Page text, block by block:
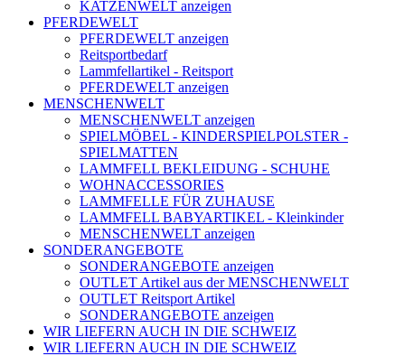
KATZENWELT anzeigen
PFERDEWELT
PFERDEWELT anzeigen
Reitsportbedarf
Lammfellartikel - Reitsport
PFERDEWELT anzeigen
MENSCHENWELT
MENSCHENWELT anzeigen
SPIELMÖBEL - KINDERSPIELPOLSTER -
SPIELMATTEN
LAMMFELL BEKLEIDUNG - SCHUHE
WOHNACCESSORIES
LAMMFELLE FÜR ZUHAUSE
LAMMFELL BABYARTIKEL - Kleinkinder
MENSCHENWELT anzeigen
SONDERANGEBOTE
SONDERANGEBOTE anzeigen
OUTLET Artikel aus der MENSCHENWELT
OUTLET Reitsport Artikel
SONDERANGEBOTE anzeigen
WIR LIEFERN AUCH IN DIE SCHWEIZ
WIR LIEFERN AUCH IN DIE SCHWEIZ